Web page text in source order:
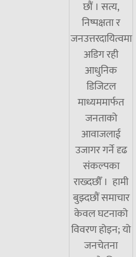
छौं । सत्य,
निष्पक्षता र
जनउत्तरदायित्वमा
अडिग रही
आधुनिक
डिजिटल
माध्यममार्फत
जनताको
आवाजलाई
उजागर गर्ने दृढ
संकल्पका
राख्दछौँ । हामी
बुझ्दछौं समाचार
केवल घटनाको
विवरण होइन; यो
जनचेतना